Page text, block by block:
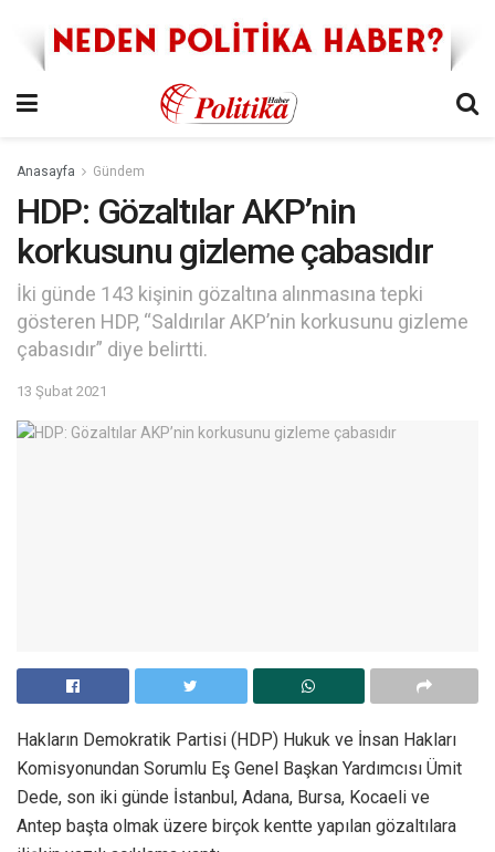
Anasayfa Gündem
HDP: Gözaltılar AKP’nin
korkusunu gizleme çabasıdır
İki günde 143 kişinin gözaltına alınmasına tepki
gösteren HDP, “Saldırılar AKP’nin korkusunu gizleme
çabasıdır” diye belirtti.
13 Şubat 2021
Hakların Demokratik Partisi (HDP) Hukuk ve İnsan Hakları
Komisyonundan Sorumlu Eş Genel Başkan Yardımcısı Ümit
Dede, son iki günde İstanbul, Adana, Bursa, Kocaeli ve
Antep başta olmak üzere birçok kentte yapılan gözaltılara